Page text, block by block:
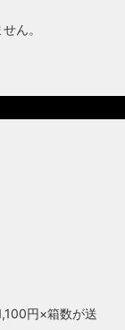
ん。
円×箱数が送